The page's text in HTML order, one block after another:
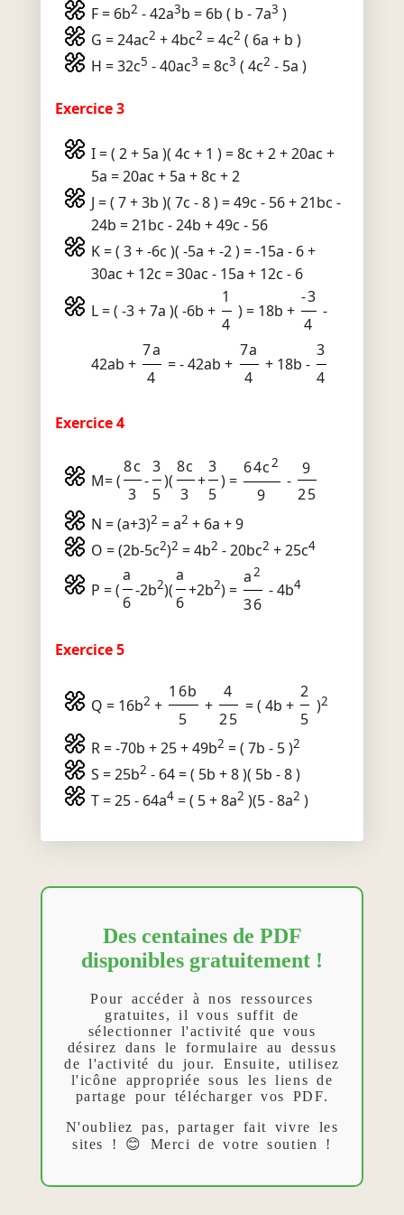
F = 6b2 - 42a3b = 6b ( b - 7a3 )
G = 24ac2 + 4bc2 = 4c2 ( 6a + b )
H = 32c5 - 40ac3 = 8c3 ( 4c2 - 5a )
Exercice 3
I = ( 2 + 5a )( 4c + 1 ) = 8c + 2 + 20ac +
5a = 20ac + 5a + 8c + 2
J = ( 7 + 3b )( 7c - 8 ) = 49c - 56 + 21bc -
24b = 21bc - 24b + 49c - 56
K = ( 3 + -6c )( -5a + -2 ) = -15a - 6 +
30ac + 12c = 30ac - 15a + 12c - 6
L = ( -3 + 7a )( -6b +
1
4
) = 18b +
-3
4
-
42ab +
7a
4
= - 42ab +
7a
4
+ 18b -
3
4
Exercice 4
M= (
8c
3
-
3
5
)(
8c
3
+
3
5
) =
64c2
9
-
9
25
N = (a+3)2 = a2 + 6a + 9
O = (2b-5c2)2 = 4b2 - 20bc2 + 25c4
P = (
a
6
-2b2)(
a
6
+2b2) =
a2
36
- 4b4
Exercice 5
Q = 16b2 +
16b
5
+
4
25
= ( 4b +
2
5
)2
R = -70b + 25 + 49b2 = ( 7b - 5 )2
S = 25b2 - 64 = ( 5b + 8 )( 5b - 8 )
T = 25 - 64a4= ( 5 + 8a2 )(5 - 8a2 )
Des centaines de PDF
disponibles gratuitement !
Pour accéder à nos ressources
gratuites, il vous suffit de
sélectionner l'activité que vous
désirez dans le formulaire au dessus
de l'activité du jour. Ensuite, utilisez
l'icône appropriée sous les liens de
partage pour télécharger vos PDF.
N'oubliez pas, partager fait vivre les
sites ! 😊 Merci de votre soutien !